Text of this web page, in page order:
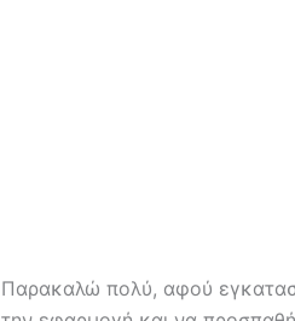
Παρακαλώ πολύ, αφού